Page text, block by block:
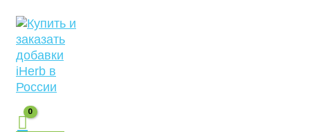
содержимому
MENU